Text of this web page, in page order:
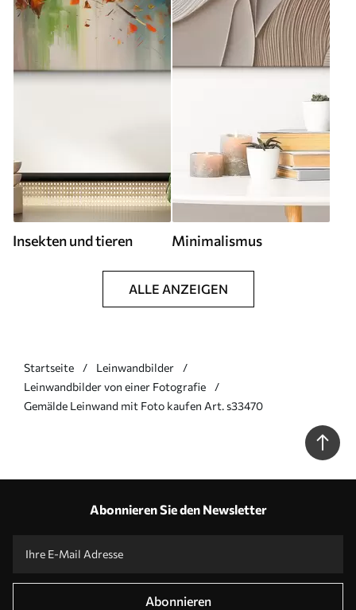
Insekten und tieren Minimalismus
ALLE ANZEIGEN
Startseite
Leinwandbilder
Leinwandbilder von einer Fotografie
Gemälde Leinwand mit Foto kaufen Art. s33470
Abonnieren Sie den Newsletter
Abonnieren